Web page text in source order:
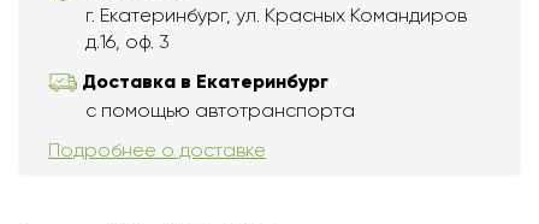
г. Екатеринбург, ул. Красных Командиров
д.16, оф. 3
Доставка в Екатеринбург
с помощью автотранспорта
Подробнее о доставке